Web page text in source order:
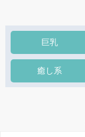
巨乳
癒し系